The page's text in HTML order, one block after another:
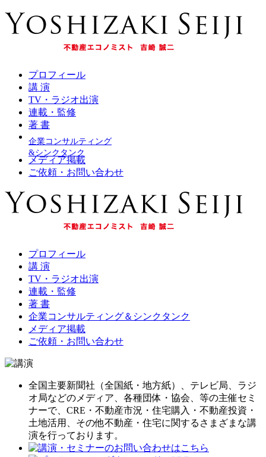
プロフィール
講 演
TV・ラジオ出演
連載・監修
著 書
企業コンサルティング
&シンクタンク
メディア掲載
ご依頼・お問い合わせ
プロフィール
講 演
TV・ラジオ出演
連載・監修
著 書
企業コンサルティング＆シンクタンク
メディア掲載
ご依頼・お問い合わせ
全国主要新聞社（全国紙・地方紙）、テレビ局、ラジ
オ局などのメディア、各種団体・協会、等の主催セミ
ナーで、CRE・不動産市況・住宅購入・不動産投資・
土地活用、その他不動産・住宅に関するさまざまな講
演を行っております。